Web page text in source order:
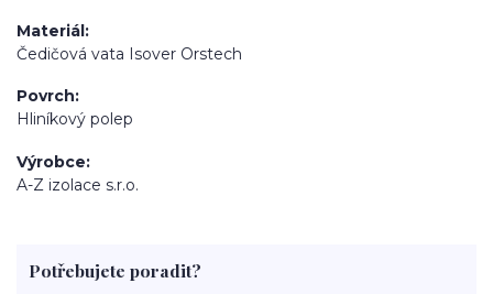
Materiál
Čedičová vata Isover Orstech
Povrch
Hliníkový polep
Výrobce
A-Z izolace s.r.o.
Potřebujete poradit?